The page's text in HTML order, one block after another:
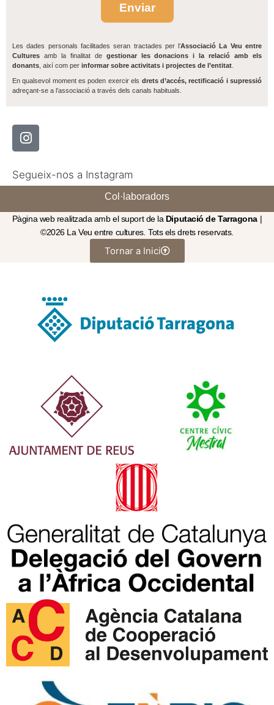
Enviar
Les dades personals facilitades seran tractades per l’Associació La Veu entre
Cultures amb la finalitat de gestionar les donacions i la relació amb els
donants , així com per informar sobre activitats i projectes de l’entitat
En qualsevol moment es poden exercir els drets d’accés, rectificació i supressió
adreçant-se a l’associació a través dels canals habituals.
Segueix-nos a Instagram
Col·laboradors
Pàgina web realitzada amb el suport de la Diputació de Tarragona |
©2026 La Veu entre cultures. Tots els drets reservats.
Tornar a Inici